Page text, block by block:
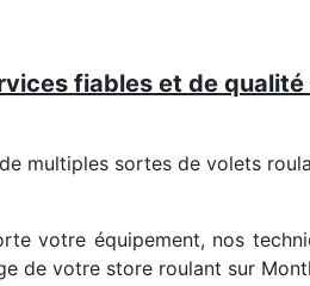
fiables et de
multiples sortes de volets
votre équipement, nos
de votre store roulant sur